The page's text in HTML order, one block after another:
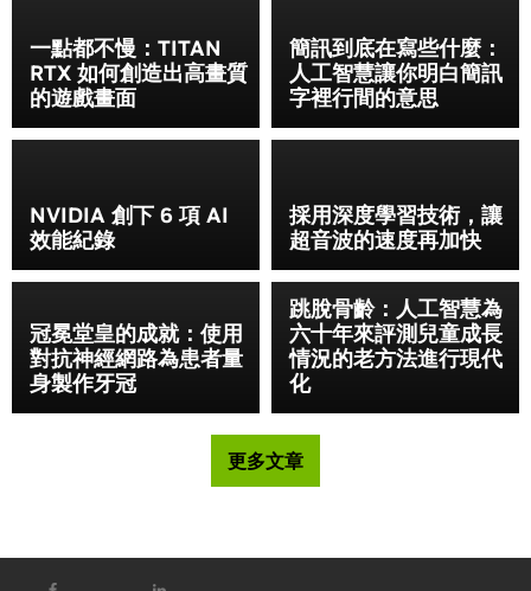
一點都不慢：TITAN
RTX 如何創造出高畫質
的遊戲畫面
簡訊到底在寫些什麼：
人工智慧讓你明白簡訊
字裡行間的意思
NVIDIA 創下 6 項 AI
效能紀錄
採用深度學習技術，讓
超音波的速度再加快
冠冕堂皇的成就：使用
對抗神經網路為患者量
身製作牙冠
跳脫骨齡：人工智慧為
六十年來評測兒童成長
情況的老方法進行現代
化
更多文章